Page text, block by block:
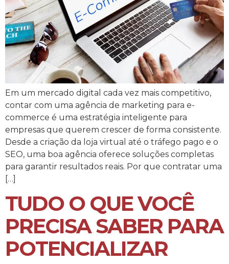
Em um mercado digital cada vez mais competitivo,
contar com uma agência de marketing para e-
commerce é uma estratégia inteligente para
empresas que querem crescer de forma consistente.
Desde a criação da loja virtual até o tráfego pago e o
SEO, uma boa agência oferece soluções completas
para garantir resultados reais. Por que contratar uma
[…]
TUDO O QUE VOCÊ
PRECISA SABER PARA
POTENCIALIZAR